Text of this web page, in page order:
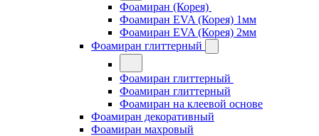
Фоамиран (Корея)
Фоамиран EVA (Корея) 1мм
Фоамиран EVA (Корея) 2мм
Фоамиран глиттерный
Фоамиран глиттерный
Фоамиран глиттерный
Фоамиран на клеевой основе
Фоамиран декоративный
Фоамиран махровый